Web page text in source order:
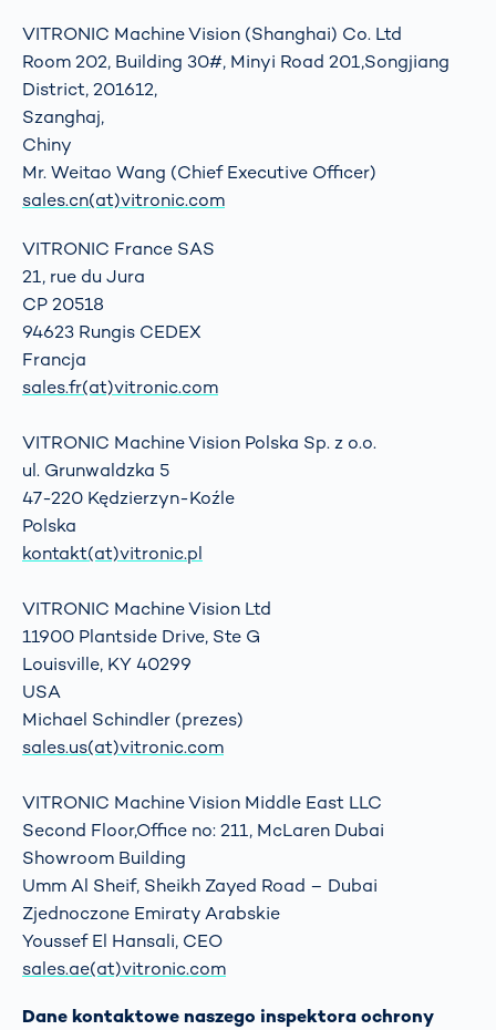
VITRONIC Machine Vision (Shanghai) Co. Ltd
Room 202, Building 30#, Minyi Road 201,Songjiang
District, 201612,
Szanghaj,
Chiny
Mr. Weitao Wang (Chief Executive Officer)
sales.cn(at)vitronic.com
VITRONIC France SAS
21, rue du Jura
CP 20518
94623 Rungis CEDEX
Francja
sales.fr(at)vitronic.com
VITRONIC Machine Vision Polska Sp. z o.o.
ul. Grunwaldzka 5
47-220 Kędzierzyn-Koźle
Polska
kontakt(at)vitronic.pl
VITRONIC Machine Vision Ltd
11900 Plantside Drive, Ste G
Louisville, KY 40299
USA
Michael Schindler (prezes)
sales.us(at)vitronic.com
VITRONIC Machine Vision Middle East LLC
Second Floor,Office no: 211, McLaren Dubai
Showroom Building
Umm Al Sheif, Sheikh Zayed Road – Dubai
Zjednoczone Emiraty Arabskie
Youssef El Hansali, CEO
sales.ae(at)vitronic.com
Dane kontaktowe naszego inspektora ochrony